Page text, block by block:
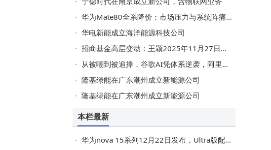
华为Mate80全系降价：市场压力与系统阵痛下的策略调整
华电新能成立海洋能源科技公司
招商基金高层变动：王颖2025年11月27日起接任董事长一职
从被嘲到被追捧，谷歌AI凭体系逆袭，阿里百度能否复制其成功路径？
隆基绿能在广东潮州成立新能源公司
隆基绿能在广东潮州成立新能源公司
本栏最新
华为nova 15系列12月22日发布，Ultra版配置升级亮点多引期待